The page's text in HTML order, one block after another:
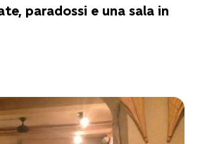
paradossi e una sala in